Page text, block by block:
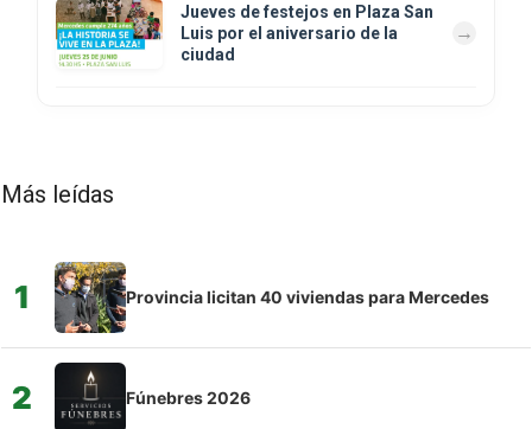
Jueves de festejos en Plaza San
Luis por el aniversario de la
ciudad
Más leídas
1 Provincia licitan 40 viviendas para Mercedes
2 Fúnebres 2026